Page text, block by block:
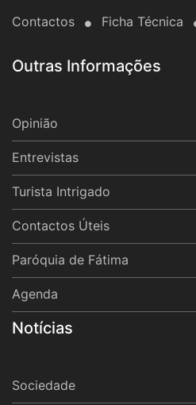
Contactos Ficha Técnica
Outras Informações
Opinião
Entrevistas
Turista Intrigado
Contactos Úteis
Paróquia de Fátima
Agenda
Notícias
Sociedade